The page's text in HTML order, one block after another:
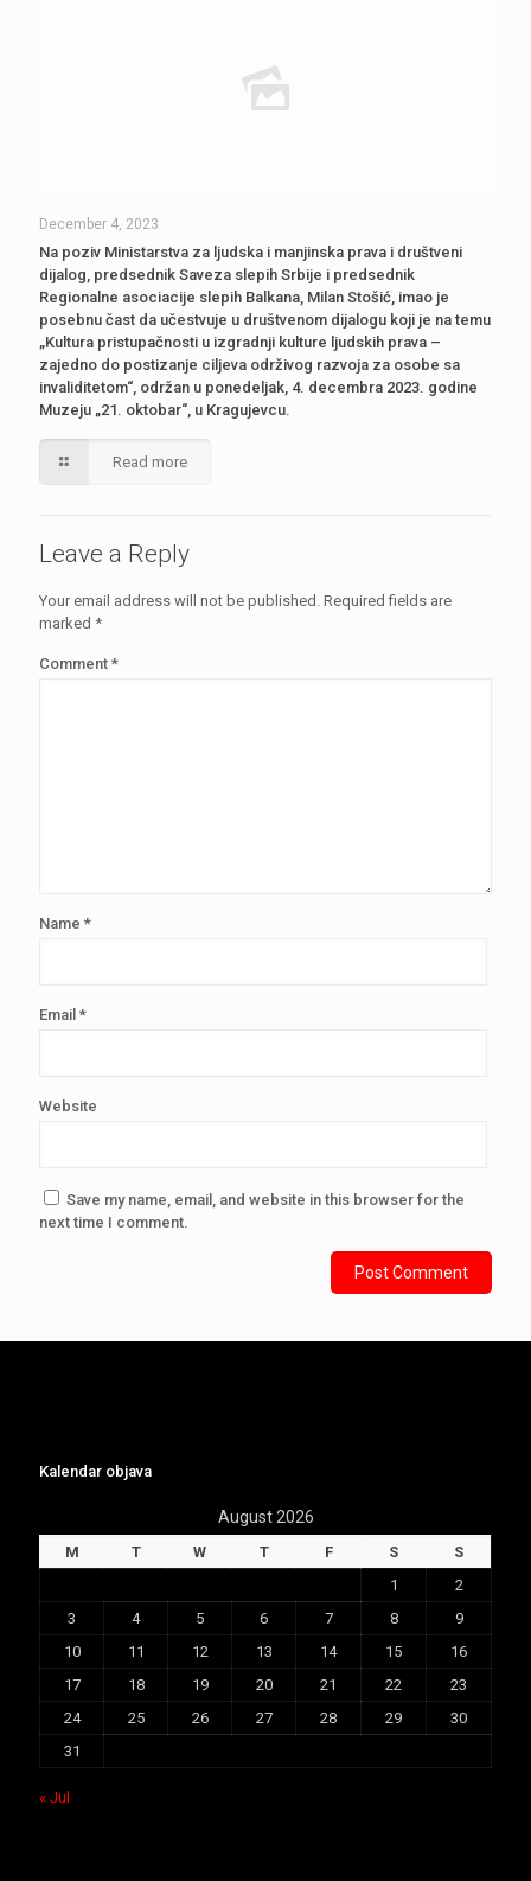
December 4, 2023
Na poziv Ministarstva za ljudska i manjinska prava i društveni
dijalog, predsednik Saveza slepih Srbije i predsednik
Regionalne asociacije slepih Balkana, Milan Stošić, imao je
posebnu čast da učestvuje u društvenom dijalogu koji je na temu
„Kultura pristupačnosti u izgradnji kulture ljudskih prava –
zajedno do postizanje ciljeva održivog razvoja za osobe sa
invaliditetom“, održan u ponedeljak, 4. decembra 2023. godine
Muzeju „21. oktobar“, u Kragujevcu.
Read more
Leave a Reply
Your email address will not be published. Required fields are
marked *
Comment *
Name *
Email *
Website
Save my name, email, and website in this browser for the
next time I comment.
Kalendar objava
August 2026
M T W T F S
S
1
2
3
4 5 6 7 8
9
10
11 12 13 14 15
16
17
18 19 20 21 22
23
24
25 26 27 28 29
30
31
« Jul